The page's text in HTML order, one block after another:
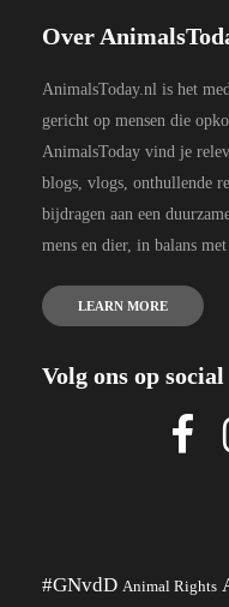
Over
AnimalsToday.nl is het
gericht op mensen die
AnimalsToday vind je
blogs, vlogs, onthullende
bijdragen aan een
mens en dier, in balans
LEARN MORE
Volg ons op
#GNvdD Animal Rights